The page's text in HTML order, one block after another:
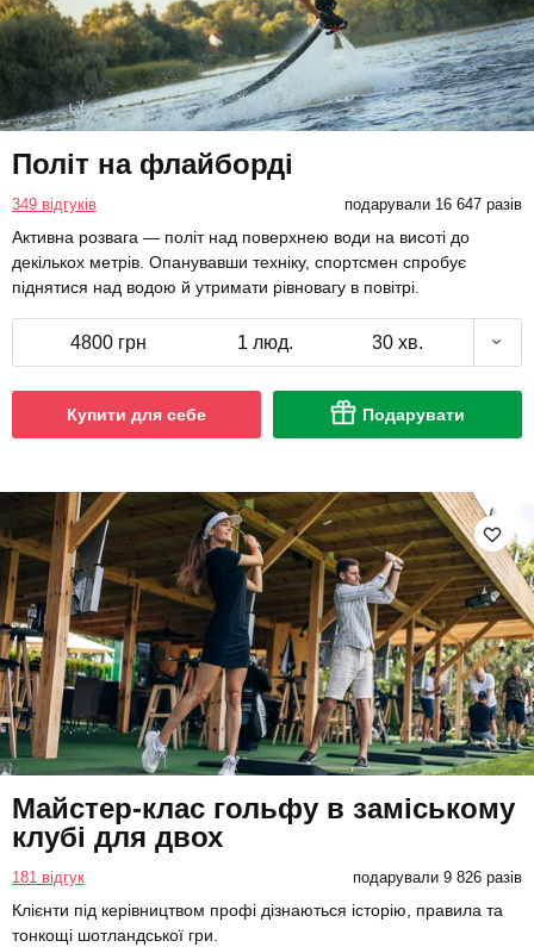
Політ на флайборді
349 відгуків подарували 16 647 разів
Активна розвага — політ над поверхнею води на висоті до
декількох метрів. Опанувавши техніку, спортсмен спробує
піднятися над водою й утримати рівновагу в повітрі.
4800 грн 1 люд. 30 хв.
Купити для себе Подарувати
Майстер-клас гольфу в заміському
клубі для двох
181 відгук подарували 9 826 разів
Клієнти під керівництвом профі дізнаються історію, правила та
тонкощі шотландської гри.